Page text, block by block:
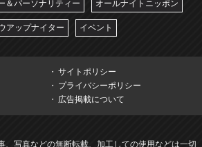
＆パーソナリティー オールナイトニッポン
アップナイター イベント
サイトポリシー
プライバシーポリシー
広告掲載について
、写真などの無断転載、加工しての使用などは一切